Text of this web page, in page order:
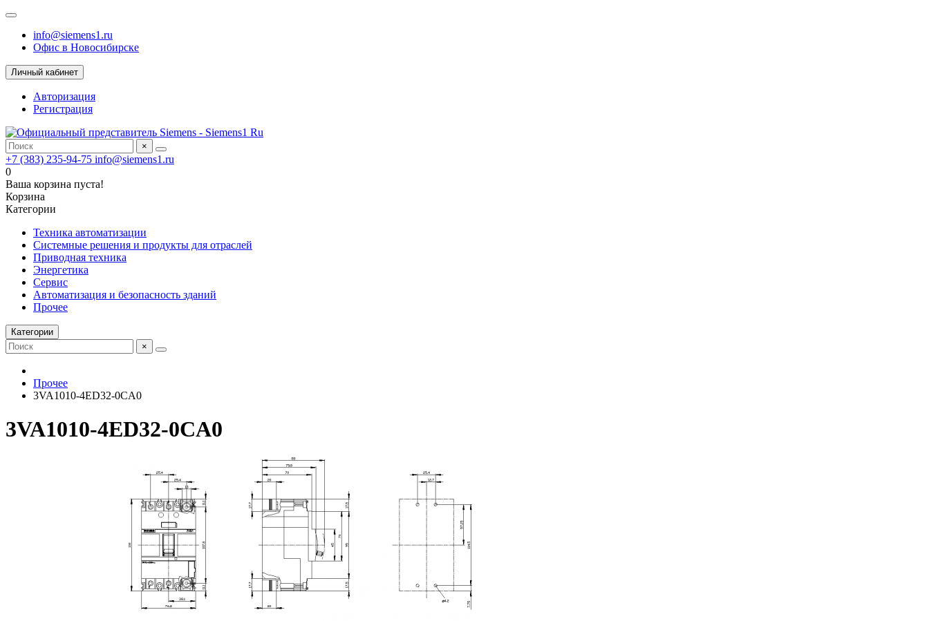
info@siemens1.ru
Офис в Новосибирске
Личный кабинет
Авторизация
Регистрация
×
+7 (383) 235-94-75 info@siemens1.ru
0
Ваша корзина пуста!
Корзина
Категории
Техника автоматизации
Системные решения и продукты для отраслей
Приводная техника
Энергетика
Сервис
Автоматизация и безопасность зданий
Прочее
Категории
×
Прочее
3VA1010-4ED32-0CA0
3VA1010-4ED32-0CA0